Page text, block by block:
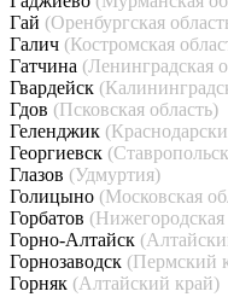
Гай (Оренбургская
Галич (Костромская
Гатчина (Ленинградская
Гвардейск
Гдов (Псковская область)
Геленджик
Георгиевск
Глазов (Удмуртия)
Голицыно (Московская
Горбатов (Нижегородская
Горно-Алтайск
Горнозаводск (Пермский
Горняк (Алтайский край)